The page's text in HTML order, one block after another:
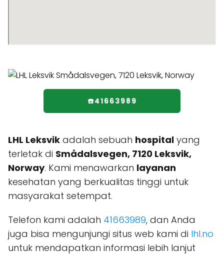
☎️41663989
LHL Leksvik adalah sebuah hospital yang
terletak di Smådalsvegen, 7120 Leksvik,
Norway. Kami menawarkan layanan
kesehatan yang berkualitas tinggi untuk
masyarakat setempat.
Telefon kami adalah 41663989, dan Anda
juga bisa mengunjungi situs web kami di lhl.no
untuk mendapatkan informasi lebih lanjut